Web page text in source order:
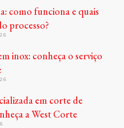
como funciona e quais
processo?
inox: conheça o serviço
em corte de
a West Corte